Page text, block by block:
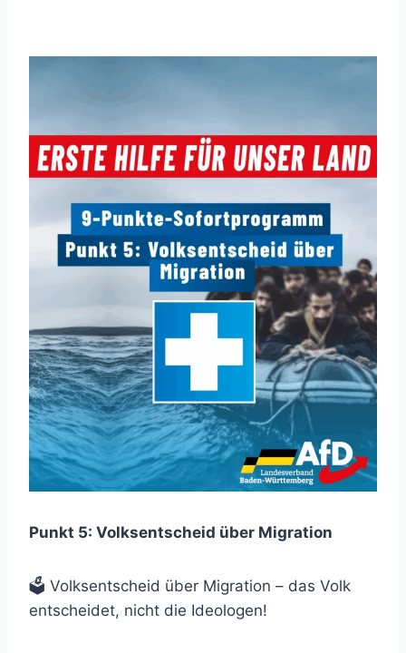
Punkt 5: Volksentscheid über Migration
🗳 Volksentscheid über Migration – das Volk
entscheidet, nicht die Ideologen!